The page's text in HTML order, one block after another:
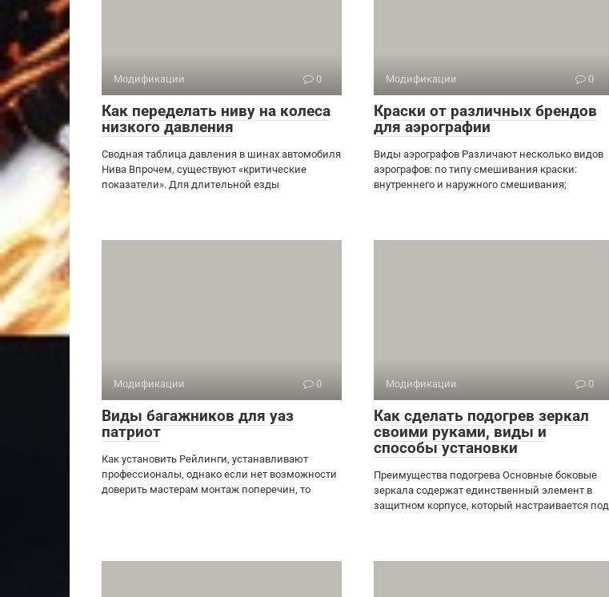
Модификации 0
Как переделать ниву на колеса
низкого давления
Сводная таблица давления в шинах автомобиля
Нива Впрочем, существуют «критические
показатели». Для длительной езды
Модификации 0
Краски от различных брендов
для аэрографии
Виды аэрографов Различают несколько видов
аэрографов: по типу смешивания краски:
внутреннего и наружного смешивания;
Модификации 0
Виды багажников для уаз
патриот
Как установить Рейлинги, устанавливают
профессионалы, однако если нет возможности
доверить мастерам монтаж поперечин, то
Модификации 0
Как сделать подогрев зеркал
своими руками, виды и
способы установки
Преимущества подогрева Основные боковые
зеркала содержат единственный элемент в
защитном корпусе, который настраивается под